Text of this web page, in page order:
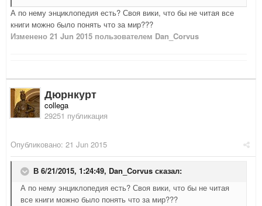
А по нему энциклопедия есть? Своя вики, что бы не читая все
книги можно было понять что за мир???
Изменено 21 Jun 2015 пользователем Dan_Corvus
Дюрнкурт
collega
29251 публикация
Опубликовано: 21 Jun 2015
В 6/21/2015, 1:24:49, Dan_Corvus сказал:
А по нему энциклопедия есть? Своя вики, что бы не читая
все книги можно было понять что за мир???